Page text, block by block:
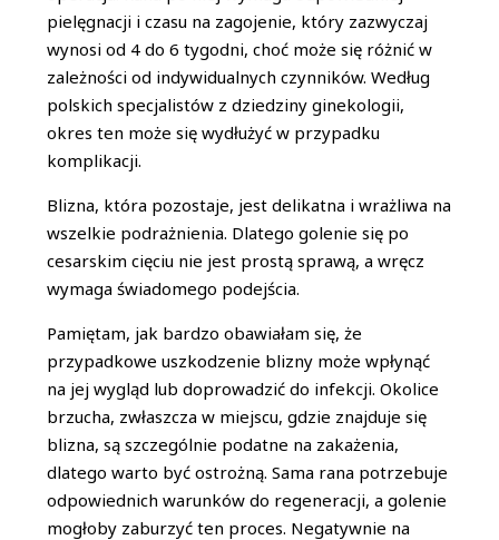
pielęgnacji i czasu na zagojenie, który zazwyczaj
wynosi od 4 do 6 tygodni, choć może się różnić w
zależności od indywidualnych czynników. Według
polskich specjalistów z dziedziny ginekologii,
okres ten może się wydłużyć w przypadku
komplikacji.
Blizna, która pozostaje, jest delikatna i wrażliwa na
wszelkie podrażnienia. Dlatego golenie się po
cesarskim cięciu nie jest prostą sprawą, a wręcz
wymaga świadomego podejścia.
Pamiętam, jak bardzo obawiałam się, że
przypadkowe uszkodzenie blizny może wpłynąć
na jej wygląd lub doprowadzić do infekcji. Okolice
brzucha, zwłaszcza w miejscu, gdzie znajduje się
blizna, są szczególnie podatne na zakażenia,
dlatego warto być ostrożną. Sama rana potrzebuje
odpowiednich warunków do regeneracji, a golenie
mogłoby zaburzyć ten proces. Negatywnie na